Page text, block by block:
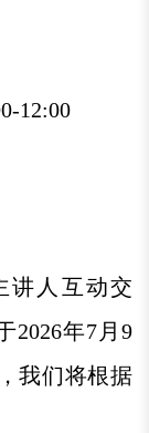
12:00
讲人互动交
2026年7月9
我们将根据